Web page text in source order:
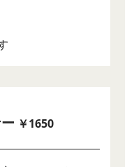
￥1650